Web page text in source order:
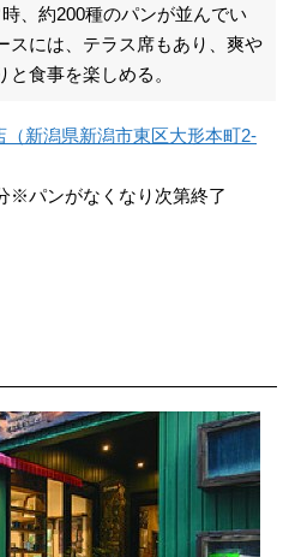
、約200種のパンが並んでい
スには、テラス席もあり、爽や
食事を楽しめる。
新潟県新潟市東区大形本町2-
※パンがなくなり次第終了